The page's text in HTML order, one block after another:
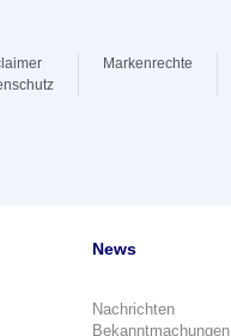
Markenrechte
News
Nachrichten
Bekanntmachungen